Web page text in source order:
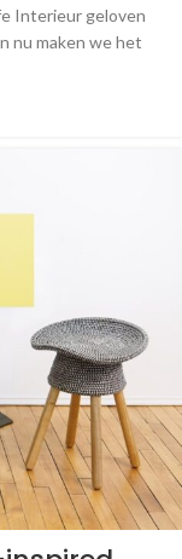
Interieur geloven
nu maken we het